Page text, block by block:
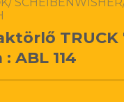
TRUCK
ABL 114